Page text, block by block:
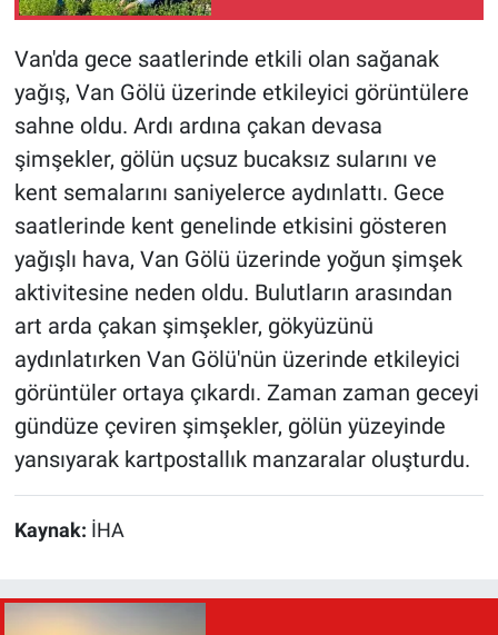
Van'da gece saatlerinde etkili olan sağanak
yağış, Van Gölü üzerinde etkileyici görüntülere
sahne oldu. Ardı ardına çakan devasa
şimşekler, gölün uçsuz bucaksız sularını ve
kent semalarını saniyelerce aydınlattı. Gece
saatlerinde kent genelinde etkisini gösteren
yağışlı hava, Van Gölü üzerinde yoğun şimşek
aktivitesine neden oldu. Bulutların arasından
art arda çakan şimşekler, gökyüzünü
aydınlatırken Van Gölü'nün üzerinde etkileyici
görüntüler ortaya çıkardı. Zaman zaman geceyi
gündüze çeviren şimşekler, gölün yüzeyinde
yansıyarak kartpostallık manzaralar oluşturdu.
Kaynak: İHA